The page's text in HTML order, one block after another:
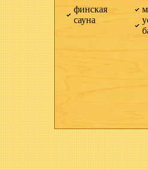
финская
сауна